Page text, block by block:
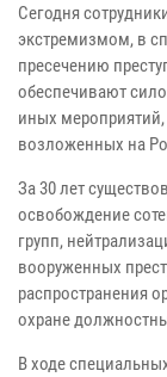
Сегодня
экстремизмом, в
пресечению
обеспечивают
иных
возложенных на
За 30 лет
освобождение
групп,
вооруженных
распространения
охране
В ходе